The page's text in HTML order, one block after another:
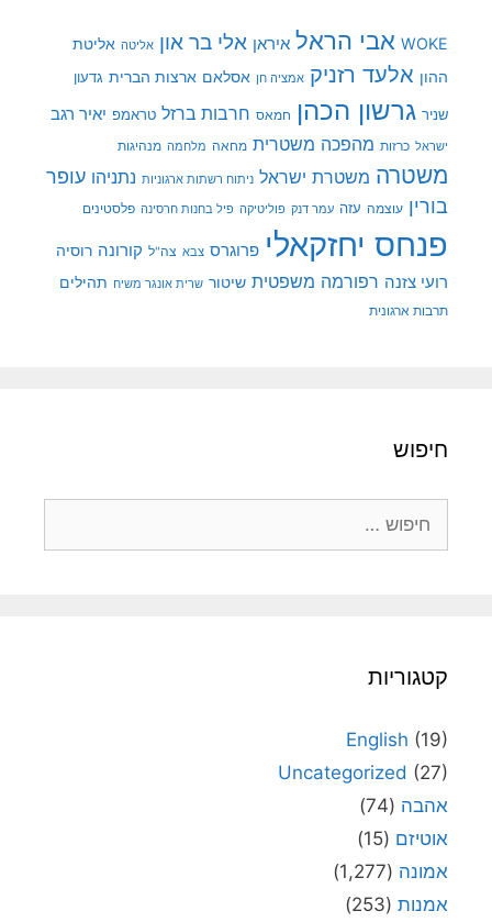
WOKE אבי הראל איראן אלי בר און אליטה אליטת
ההון אלעד רזניק אמציה חן אסלאם ארצות הברית גדעון
שניר גרשון הכהן חמאס חרבות ברזל טראמפ יאיר רגב
ישראל כרזות מהפכה משטרית מחאה מלחמה מנהיגות
משטרה משטרת ישראל ניתוח רשתות ארגוניות נתניהו עופר
בורין עוצמה עזה עמר דנק פוליטיקה פיל בחנות חרסינה פלסטינים
פנחס יחזקאלי פרוגרס צבא צה"ל קורונה רוסיה
רועי צזנה רפורמה משפטית שיטור שרית אונגר משיח תהילים
תרבות ארגונית
חיפוש
קטגוריות
English (19)
Uncategorized (27)
אהבה (74)
אוטיזם (15)
אמונה (1,277)
אמנות (253)